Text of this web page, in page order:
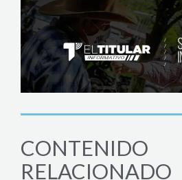
CONTENIDO
RELACIONADO